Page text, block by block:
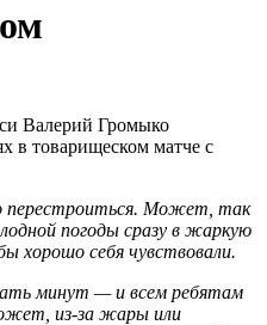
Валерий Громыко
в товарищеском матче с
перестроиться. Может, так
погоды сразу в жаркую
хорошо себя чувствовали.
минут — и всем ребятам
из-за жары или